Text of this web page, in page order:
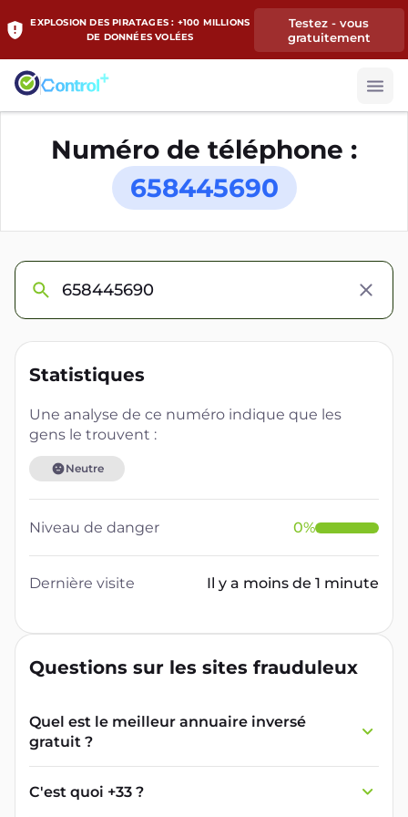
EXPLOSION DES PIRATAGES : +100 MILLIONS
DE DONNÉES VOLÉES
Testez - vous
gratuitement
Numéro de téléphone :
658445690
Statistiques
Une analyse de ce numéro indique que les
gens le trouvent :
Neutre
Niveau de danger 0%
Dernière visite Il y a moins de 1 minute
Questions sur les sites frauduleux
Quel est le meilleur annuaire inversé
gratuit ?
France Verif inclut une fonctionnalité de
recherche de numéro inversée qui est efficace
et gratuite pour identifier les appelants
C'est quoi +33 ?
L'indicatif +33 est le code téléphonique